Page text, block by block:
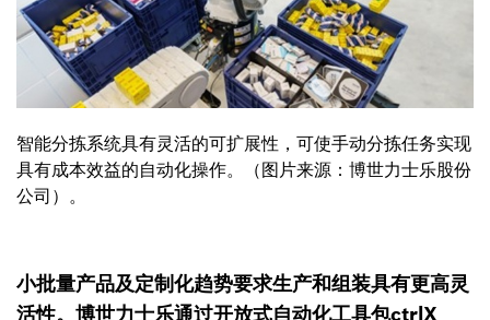
智能分拣系统具有灵活的可扩展性，可使手动分拣任务实现
具有成本效益的自动化操作。（图片来源：博世力士乐股份
公司）。
小批量产品及定制化趋势要求生产和组装具有更高灵
活性。博世力士乐通过开放式自动化工具包ctrlX